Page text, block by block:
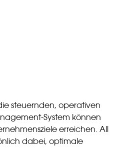
steuernden, operativen
System können
erreichen. All
dabei, optimale